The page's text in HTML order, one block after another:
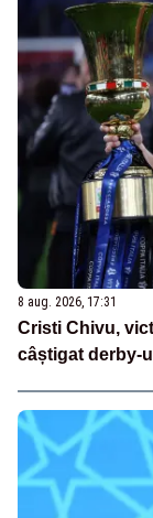
8 aug. 2026, 17:31
Cristi Chivu,
câștigat derby-